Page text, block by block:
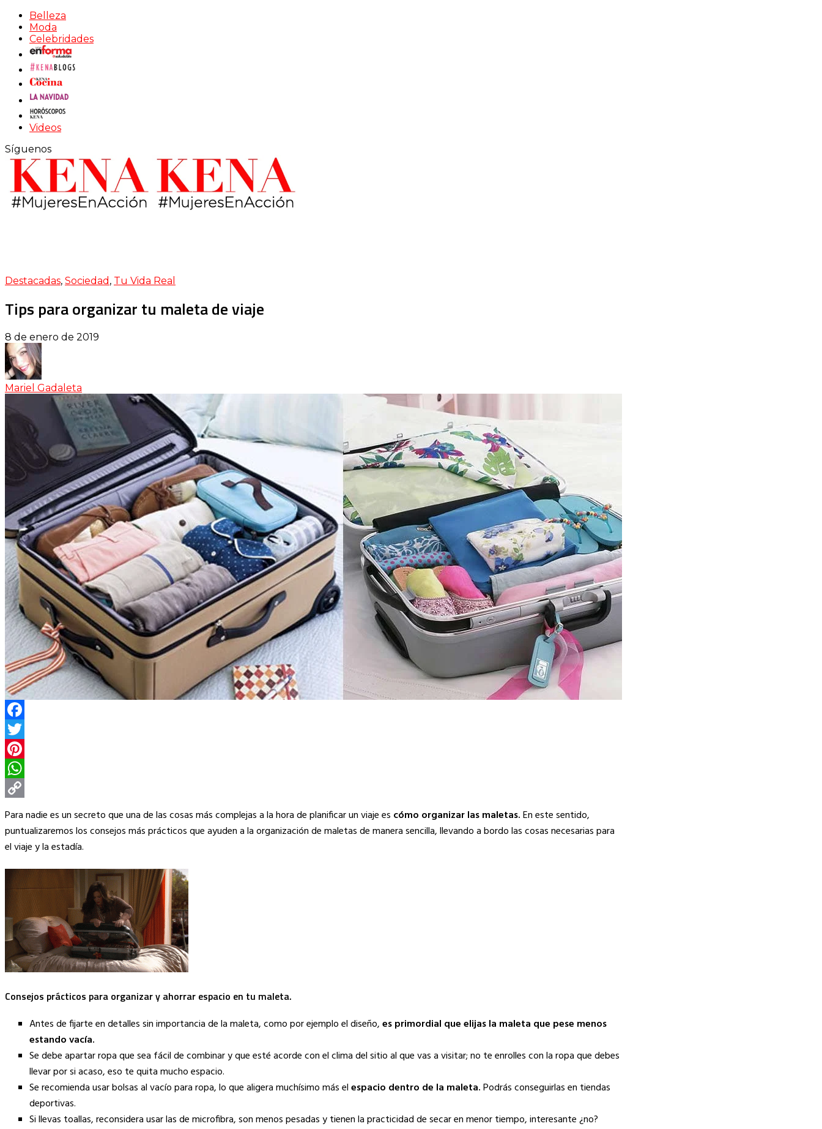
Belleza
Moda
Celebridades
Videos
Síguenos
Destacadas, Sociedad , Tu Vida Real
Tips para organizar tu maleta de viaje
8 de enero de 2019
Mariel Gadaleta
Facebook
Twitter
Pinterest
WhatsApp
Copy
Link
Para nadie es un secreto que una de las cosas más complejas a la hora de planificar un viaje es cómo organizar las maletas.En este sentido,
puntualizaremos los consejos más prácticos que ayuden a la organización de maletas de manera sencilla, llevando a bordo las cosas necesarias para
el viaje y la estadía.
Consejos prácticos para organizar y ahorrar espacio en tu maleta.
Antes de fijarte en detalles sin importancia de la maleta, como por ejemplo el diseño,es primordial que elijas la maleta que pese menos
estando vacía.
Se debe apartar ropa que sea fácil de combinar y que esté acorde con el clima del sitio al que vas a visitar; no te enrolles con la ropa que debes
llevar por si acaso, eso te quita mucho espacio.
Se recomienda usar bolsas al vacío para ropa, lo que aligera muchísimo más elespacio dentro de la maleta.Podrás conseguirlas en tiendas
deportivas.
Si llevas toallas, reconsidera usar las de microfibra, son menos pesadas y tienen la practicidad de secar en menor tiempo, interesante ¿no?